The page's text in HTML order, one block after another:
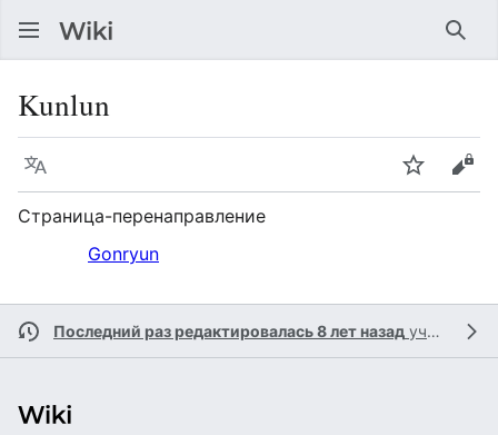
Kunlun
Язык Следить
Страница-перенаправление
Перенаправление на:
Gonryun
Последний раз редактировалась 8 лет назад участником